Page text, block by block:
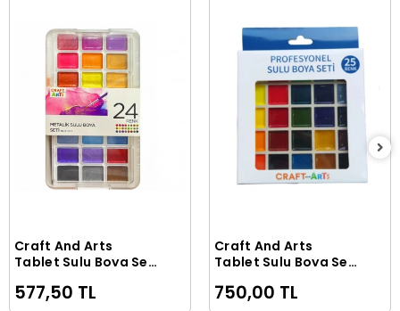
Sepete Ekle
Craft And Arts
Tablet Sulu Boya Seti
Renk x 30 mm.
577,50 TL
Sepete Ekle
Craft And Arts
Tablet Sulu Boya Seti
750,00 TL